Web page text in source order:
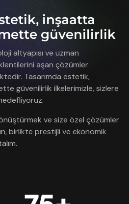
inşaatta
güvenilirlik
altyapısı ve uzman
aşan çözümler
Tasarımda estetik,
güvenilirlik ilkelerimizle, sizlere
ve size özel çözümler
birlikte prestijli ve ekonomik